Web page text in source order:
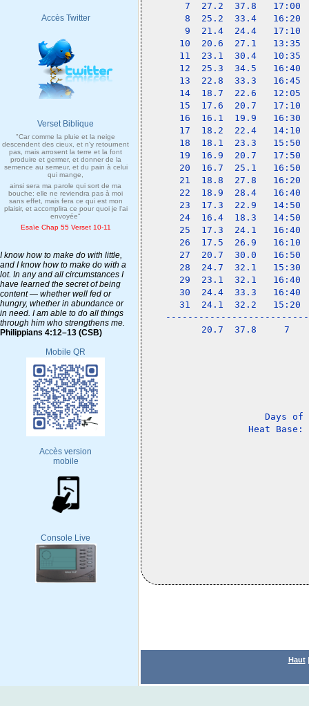
Accès Twitter
Verset Biblique
"Car comme la pluie et la neige
descendent des cieux, et n'y retournent
pas, mais arrosent la terre et la font
produire et germer, et donner de la
semence au semeur, et du pain à celui
qui mange,
ainsi sera ma parole qui sort de ma
bouche: elle ne reviendra pas à moi
sans effet, mais fera ce qui est mon
plaisir, et accomplira ce pour quoi je l'ai
envoyée"
Esaïe Chap 55 Verset 10-11
I know how to make do with little,
and I know how to make do with a
lot. In any and all circumstances I
have learned the secret of being
content — whether well fed or
hungry, whether in abundance or
in need. I am able to do all things
through him who strengthens me.
Philippians 4:12–13 (CSB)
Mobile QR
Accès version
mobile
Console Live
7  27.2  37.8
8  25.2  33.4
9  21.4  24.4
10  20.6  27.1
11  23.1  30.4
12  25.3  34.5
13  22.8  33.3
14  18.7  22.6
15  17.6  20.7
16  16.1  19.9
17  18.2  22.4
18  18.1  23.3
19  16.9  20.7
20  16.7  25.1
21  18.8  27.8
22  18.9  28.4
23  17.3  22.9
24  16.4  18.3
25  17.3  24.1
26  17.5  26.9
27  20.7  30.0
28  24.7  32.1
29  23.1  32.1
30  24.4  33.3
31  24.1  32.2
20.7  37.8     7
Days of
Haut